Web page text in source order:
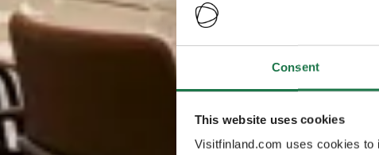
Consent
This website uses cookies
Visitfinland.com uses cookies